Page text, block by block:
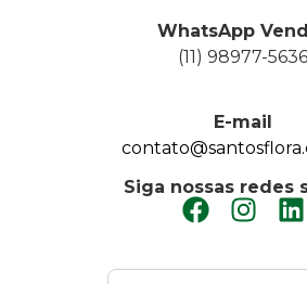
WhatsApp
(11) 98977-5636
E-mail
Siga nossas redes